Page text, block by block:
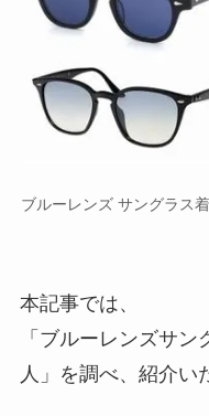
ブルーレンズ サングラス
本記事では、
「ブルーレンズサ
人」を調べ、紹介い